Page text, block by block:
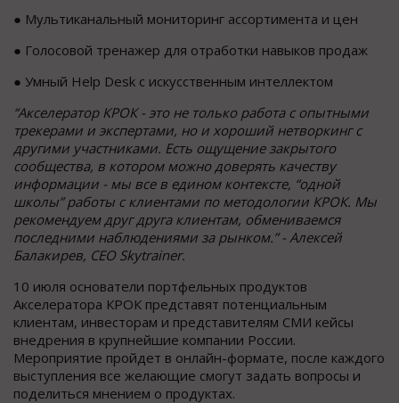
● Мультиканальный мониторинг ассортимента и цен
● Голосовой тренажер для отработки навыков продаж
● Умный Help Desk с искусственным интеллектом
“Акселератор КРОК - это не только работа с опытными
трекерами и экспертами, но и хороший нетворкинг с
другими участниками. Есть ощущение закрытого
сообщества, в котором можно доверять качеству
информации - мы все в едином контексте, “одной
школы” работы с клиентами по методологии КРОК. Мы
рекомендуем друг друга клиентам, обмениваемся
последними наблюдениями за рынком.” - Алексей
Балакирев, CEO Skytrainer.
10 июля основатели портфельных продуктов
Акселератора КРОК представят потенциальным
клиентам, инвесторам и представителям СМИ кейсы
внедрения в крупнейшие компании России.
Мероприятие пройдет в онлайн-формате, после каждого
выступления все желающие смогут задать вопросы и
поделиться мнением о продуктах.